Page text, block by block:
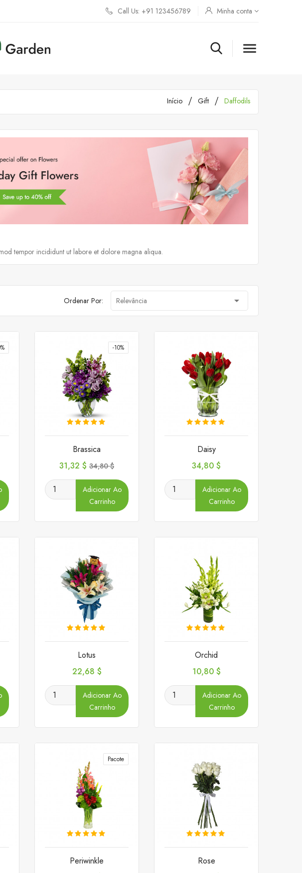
Call Us: +91 123456789 Minha conta

Início Gift Daffodils
tempor incididunt ut labore et dolore magna aliqua.
Ordenar Por: Relevância 
-10%
Brassica
Preço
31,32 $ Preço
34,80 $
Adicionar Ao
Carrinho
Daisy
Preço
34,80 $
Adicionar Ao
Carrinho
Lotus
Preço
22,68 $
Adicionar Ao
Carrinho
Orchid
Preço
10,80 $
Adicionar Ao
Carrinho
Pacote
Periwinkle
Rose